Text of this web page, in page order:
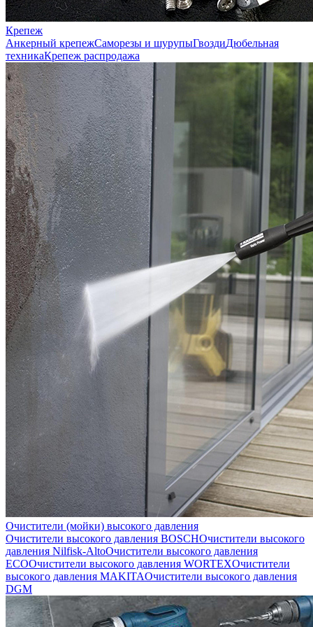
Крепеж
Анкерный крепежСаморезы и шурупыГвоздиДюбельная
техникаКрепеж распродажа
Очистители (мойки) высокого давления
Очистители высокого давления BOSCHОчистители высокого
давления Nilfisk-AltoОчистители высокого давления
ECOОчистители высокого давления WORTEXОчистители
высокого давления MAKITAОчистители высокого давления
DGM